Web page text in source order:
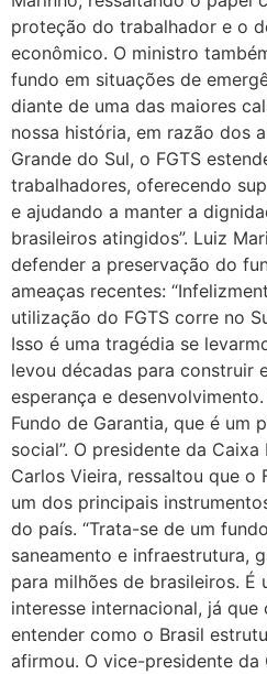
proteção do trabalhador e o
econômico. O ministro
fundo em situações de
diante de uma das maiores
nossa história, em razão dos
Grande do Sul, o FGTS
trabalhadores, oferecendo
e ajudando a manter a
brasileiros atingidos”. Luiz
defender a preservação do
ameaças recentes:
utilização do FGTS corre no
Isso é uma tragédia se
levou décadas para construir
esperança e
Fundo de Garantia, que é um
social”. O presidente da
Carlos Vieira, ressaltou que o
um dos principais
do país. “Trata-se de um
saneamento e infraestrutura,
para milhões de brasileiros. É
interesse internacional, já que
entender como o Brasil
afirmou. O vice-presidente da